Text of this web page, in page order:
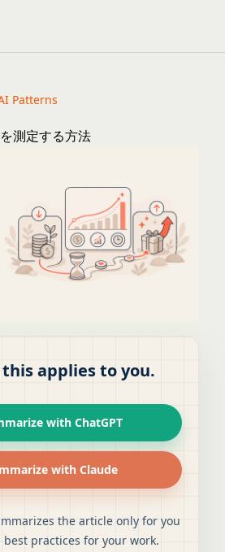
Patterns
測定する方法
this applies to you.
with ChatGPT
with Claude
the article only for you
practices for your work.